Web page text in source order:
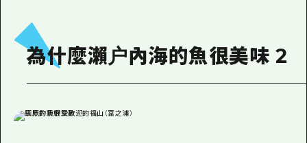
為什麼瀨户內海的魚很美味 2